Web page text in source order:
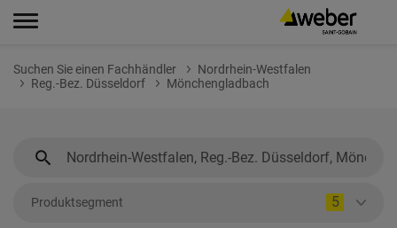
Suchen Sie einen Fachhändler
Nordrhein-Westfalen
Reg.-Bez. Düsseldorf
Mönchengladbach
Produktsegment 5